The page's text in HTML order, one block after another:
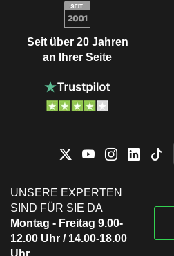
Seit über 20 Jahren
an Ihrer Seite
UNSERE EXPERTEN
SIND FÜR SIE DA
Montag - Freitag 9.00-
12.00 Uhr / 14.00-18.00
Uhr